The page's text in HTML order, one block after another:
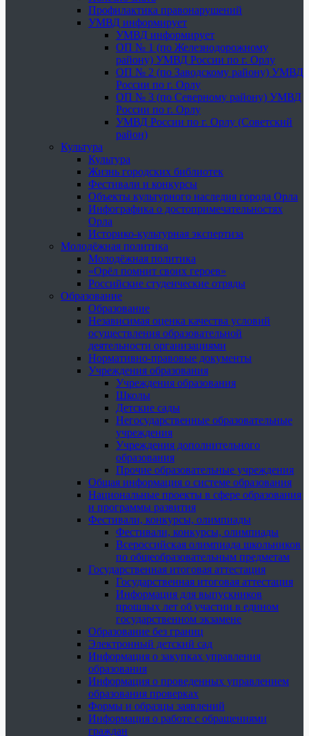
Профилактика правонарушений
УМВД информирует
УМВД информирует
ОП № 1 (по Железнодорожному
району) УМВД России по г. Орлу
ОП № 2 (по Заводскому району) УМВД
России по г. Орлу
ОП № 3 (по Северному району) УМВД
России по г. Орлу
УМВД России по г. Орлу (Советский
район)
Культура
Культура
Жизнь городских библиотек
Фестивали и конкурсы
Объекты культурного наследия города Орла
Инфографика о достопримечательностях
Орла
Историко-культурная экспертиза
Молодёжная политика
Молодёжная политика
«Орёл помнит своих героев»
Российские студенческие отряды
Образование
Образование
Независимая оценка качества условий
осуществления образовательной
деятельности организациями
Нормативно-правовые документы
Учреждения образования
Учреждения образования
Школы
Детские сады
Негосударственные образовательные
учреждения
Учреждения дополнительного
образования
Прочие образовательные учреждения
Общая информация о системе образования
Национальные проекты в сфере образования
и программы развития
Фестивали, конкурсы, олимпиады
Фестивали, конкурсы, олимпиады
Всероссийская олимпиада школьников
по общеобразовательным предметам
Государственная итоговая аттестация
Государственная итоговая аттестация
Информация для выпускников
прошлых лет об участии в едином
государственном экзамене
Образование без границ
Электронный детский сад
Информация о закупках управления
образования
Информация о проведенных управлением
образования проверках
Формы и образцы заявлений
Информация о работе с обращениями
граждан